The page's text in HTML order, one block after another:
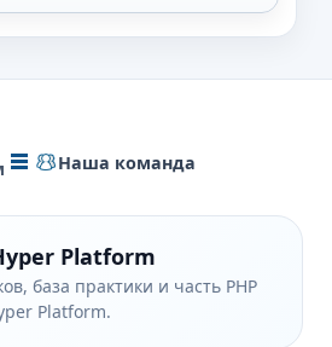
Наша команда
Platform
база практики и часть PHP
Platform.